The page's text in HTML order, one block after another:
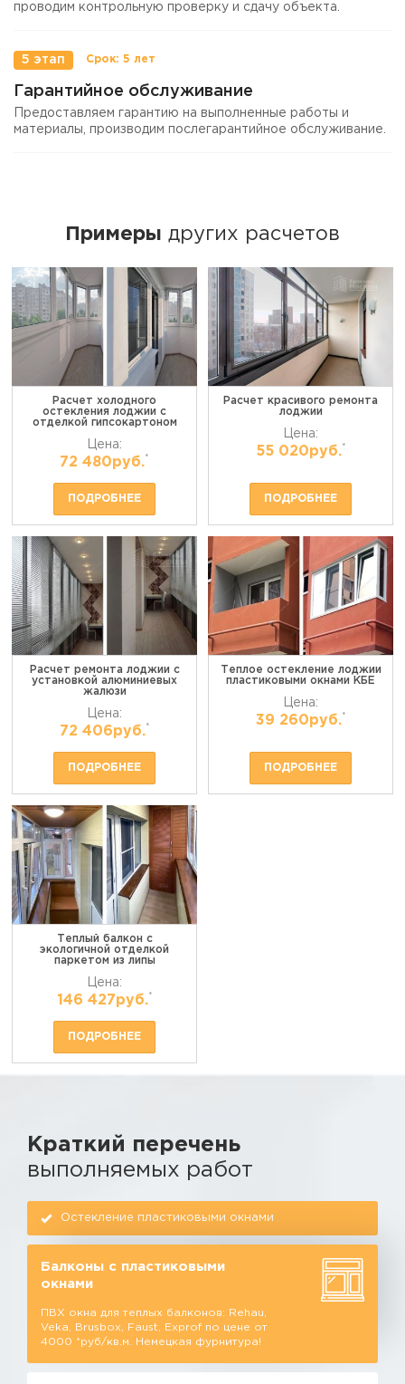
проводим контрольную проверку и сдачу объекта.
5 этап
Гарантийное обслуживание
Предоставляем гарантию на выполненные работы и
материалы, производим послегарантийное обслуживание.
Примеры других расчетов
Расчет холодного
остекления лоджии с
отделкой гипсокартоном
Цена:
72 480руб.*
ПОДРОБНЕЕ
Расчет красивого ремонта
лоджии
Цена:
55 020руб.*
ПОДРОБНЕЕ
Расчет ремонта лоджии с
установкой алюминиевых
жалюзи
Цена:
72 406руб.*
ПОДРОБНЕЕ
Теплое остекление лоджии
пластиковыми окнами КБЕ
Цена:
39 260руб.*
ПОДРОБНЕЕ
Теплый балкон с
экологичной отделкой
паркетом из липы
Цена:
146 427руб.*
ПОДРОБНЕЕ
Краткий перечень
выполняемых работ
Остекление пластиковыми окнами
Балконы с пластиковыми
окнами
ПВХ окна для теплых балконов: Rehau,
Veka, Brusbox, Faust, Exprof по цене от
4000 *руб/кв.м. Немецкая фурнитура!